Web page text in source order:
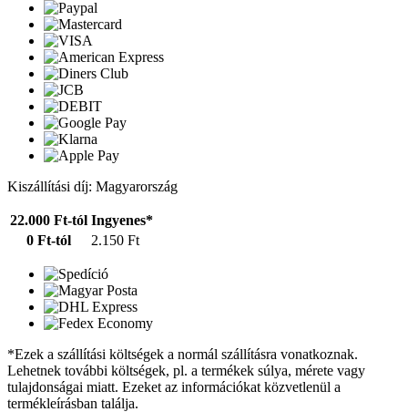
Kiszállítási díj: Magyarország
22.000 Ft-tól Ingyenes*
0 Ft-tól
2.150 Ft
*Ezek a szállítási költségek a normál szállításra vonatkoznak.
Lehetnek további költségek, pl. a termékek súlya, mérete vagy
tulajdonságai miatt. Ezeket az információkat közvetlenül a
termékleírásban találja.